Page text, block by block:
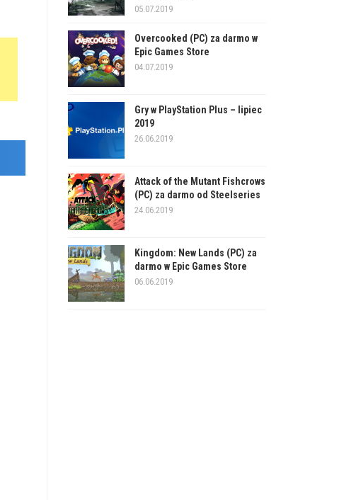
05.07.2019
Overcooked (PC) za darmo w
Epic Games Store
04.07.2019
Gry w PlayStation Plus – lipiec
2019
26.06.2019
Attack of the Mutant Fishcrows
(PC) za darmo od Steelseries
24.06.2019
Kingdom: New Lands (PC) za
darmo w Epic Games Store
06.06.2019